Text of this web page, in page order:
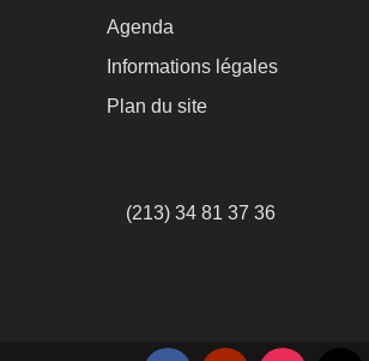
Agenda
Informations légales
Plan du site
(213) 34 81 37 36